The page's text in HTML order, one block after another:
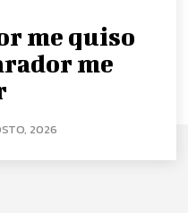
me quiso
me
2026